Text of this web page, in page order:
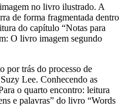
no livro ilustrado. A
de forma fragmentada dentro
do capítulo “Notas para
O livro imagem segundo
por trás do processo de
Lee. Conhecendo as
o quarto encontro: leitura
e palavras” do livro “Words